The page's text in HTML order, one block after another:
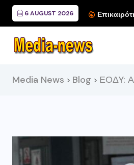
6 AUGUST 2026
Media News > Blog > ΕΟΔY: